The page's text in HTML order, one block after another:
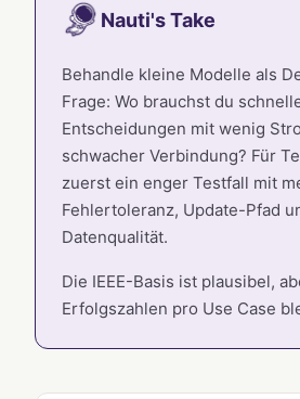
Nauti's Take
Behandle kleine Modelle als
Frage: Wo brauchst du
Entscheidungen mit wenig
schwacher Verbindung? Für
zuerst ein enger Testfall mit
Fehlertoleranz, Update-Pfad
Datenqualität.
Die IEEE-Basis ist plausibel,
Erfolgszahlen pro Use Case